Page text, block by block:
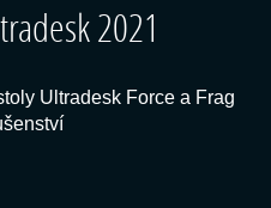
2021
Ultradesk Force a Frag